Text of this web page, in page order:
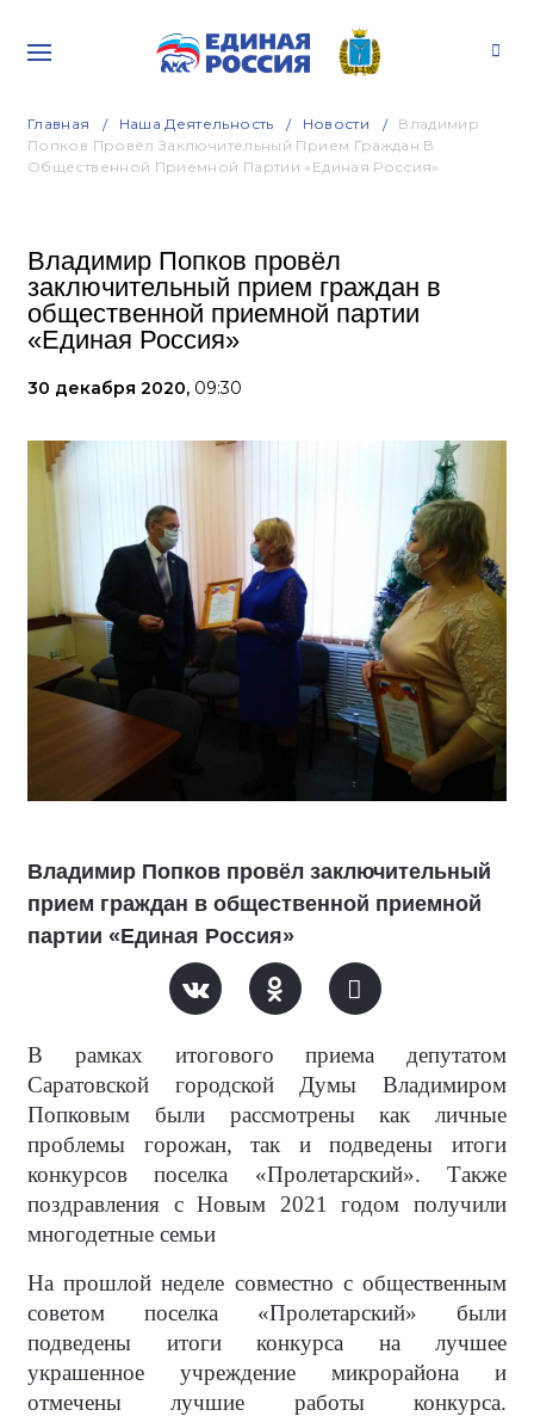
Главная Наша Деятельность Новости
Владимир
Попков Провёл Заключительный Прием Граждан В
Общественной Приемной Партии «Единая Россия»
Владимир Попков провёл
заключительный прием граждан в
общественной приемной партии
«Единая Россия»
30 декабря 2020, 09:30
Владимир Попков провёл заключительный
прием граждан в общественной приемной
партии «Единая Россия»
В рамках итогового приема депутатом
Саратовской городской Думы Владимиром
Попковым были рассмотрены как личные
проблемы горожан, так и подведены итоги
конкурсов поселка «Пролетарский». Также
поздравления с Новым 2021 годом получили
многодетные семьи
На прошлой неделе совместно с общественным
советом поселка «Пролетарский» были
подведены итоги конкурса на лучшее
украшенное учреждение микрорайона и
отмечены лучшие работы конкурса.